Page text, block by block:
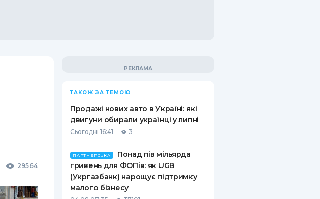
29564
ТАКОЖ ЗА ТЕМОЮ
Продажі нових авто в Україні: які
двигуни обирали українці у липні
Сьогодні 16:41 3
ПАРТНЕРСЬКА
Понад пів мільярда
гривень для ФОПів: як UGB
(Укргазбанк) нарощує підтримку
малого бізнесу